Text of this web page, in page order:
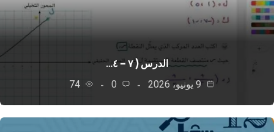
الدرس ( ٧ – ٤…
0
74